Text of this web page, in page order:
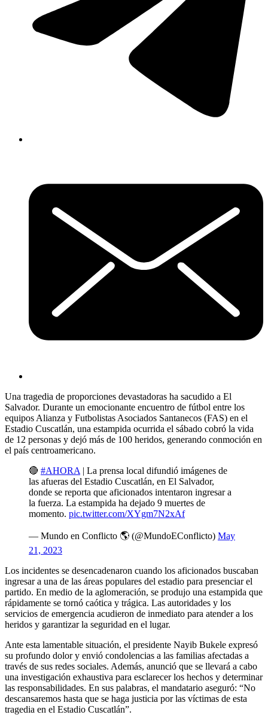
Una tragedia de proporciones devastadoras ha sacudido a El
Salvador. Durante un emocionante encuentro de fútbol entre los
equipos Alianza y Futbolistas Asociados Santanecos (FAS) en el
Estadio Cuscatlán, una estampida ocurrida el sábado cobró la vida
de 12 personas y dejó más de 100 heridos, generando conmoción en
el país centroamericano.
🔴 #AHORA | La prensa local difundió imágenes de
las afueras del Estadio Cuscatlán, en El Salvador,
donde se reporta que aficionados intentaron ingresar a
la fuerza. La estampida ha dejado 9 muertes de
momento. pic.twitter.com/XYgm7N2xAf
— Mundo en Conflicto 🌎 (@MundoEConflicto) May
21, 2023
Los incidentes se desencadenaron cuando los aficionados buscaban
ingresar a una de las áreas populares del estadio para presenciar el
partido. En medio de la aglomeración, se produjo una estampida que
rápidamente se tornó caótica y trágica. Las autoridades y los
servicios de emergencia acudieron de inmediato para atender a los
heridos y garantizar la seguridad en el lugar.
Ante esta lamentable situación, el presidente Nayib Bukele expresó
su profundo dolor y envió condolencias a las familias afectadas a
través de sus redes sociales. Además, anunció que se llevará a cabo
una investigación exhaustiva para esclarecer los hechos y determinar
las responsabilidades. En sus palabras, el mandatario aseguró: “No
descansaremos hasta que se haga justicia por las víctimas de esta
tragedia en el Estadio Cuscatlán”.